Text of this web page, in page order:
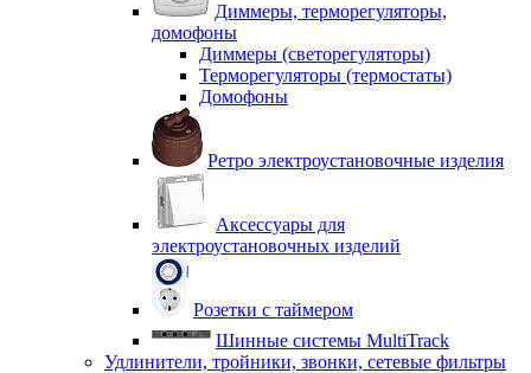
Диммеры, терморегуляторы,
домофоны
Диммеры (светорегуляторы)
Терморегуляторы (термостаты)
Домофоны
Ретро электроустановочные изделия
Аксессуары для
электроустановочных изделий
Розетки с таймером
Шинные системы MultiTrack
Удлинители, тройники, звонки, сетевые фильтры